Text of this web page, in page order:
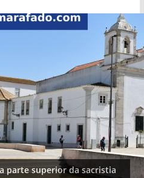
parte superior da sacristia